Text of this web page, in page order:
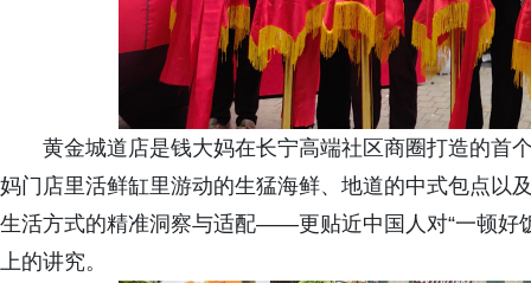
黄金城道店是钱大妈在长宁高端社区商圈打造的首
妈门店里活鲜缸里游动的生猛海鲜、地道的中式包点以
生活方式的精准洞察与适配——更贴近中国人对“一顿好
上的讲究。